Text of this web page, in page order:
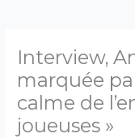
Interview,
marquée
calme de
joueuses »